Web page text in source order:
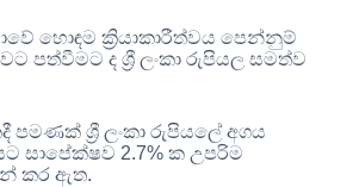
හොඳම ක්‍රියාකාරීත්වය පෙන්නුම්
පත්වීමට ද ශ්‍රී ලංකා රුපියල සමත්ව
පමණක් ශ්‍රී ලංකා රුපියලේ අගය
සාපේක්ෂව 2.7% ක උපරිම
කර ඇත.